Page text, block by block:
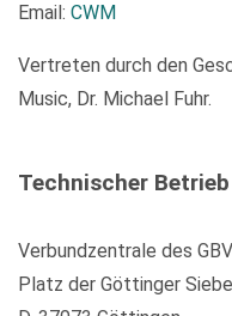
Email: CWM
Vertreten durch den
Music, Dr. Michael Fuhr.
Technischer Betrieb
Verbundzentrale des
Platz der Göttinger